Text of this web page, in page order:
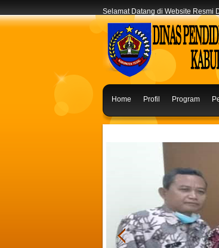
Selamat Datang di Website Resmi
Home Profil Program